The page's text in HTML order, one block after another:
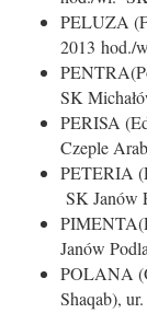
PELUZA
2013 hod./
SK
PERISA
Czeple
PETERIA
SK Janów
Janów
POLANA
Shaqab),